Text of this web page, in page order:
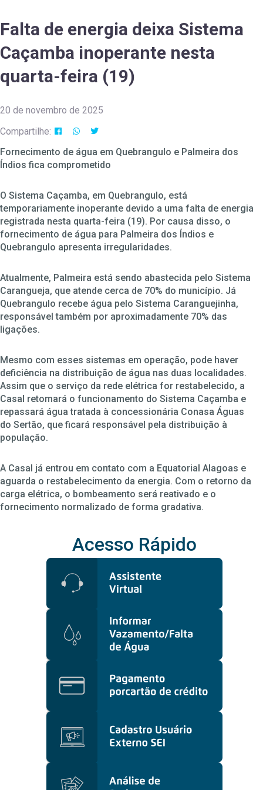
Falta de energia deixa Sistema
Caçamba inoperante nesta
quarta-feira (19)
20 de novembro de 2025
Compartilhe:
Fornecimento de água em Quebrangulo e Palmeira dos
Índios fica comprometido
O Sistema Caçamba, em Quebrangulo, está
temporariamente inoperante devido a uma falta de energia
registrada nesta quarta-feira (19). Por causa disso, o
fornecimento de água para Palmeira dos Índios e
Quebrangulo apresenta irregularidades.
Atualmente, Palmeira está sendo abastecida pelo Sistema
Carangueja, que atende cerca de 70% do município. Já
Quebrangulo recebe água pelo Sistema Caranguejinha,
responsável também por aproximadamente 70% das
ligações.
Mesmo com esses sistemas em operação, pode haver
deficiência na distribuição de água nas duas localidades.
Assim que o serviço da rede elétrica for restabelecido, a
Casal retomará o funcionamento do Sistema Caçamba e
repassará água tratada à concessionária Conasa Águas
do Sertão, que ficará responsável pela distribuição à
população.
A Casal já entrou em contato com a Equatorial Alagoas e
aguarda o restabelecimento da energia. Com o retorno da
carga elétrica, o bombeamento será reativado e o
fornecimento normalizado de forma gradativa.
Acesso Rápido